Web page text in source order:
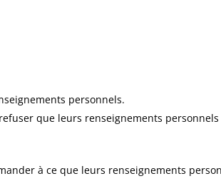
personnels.
que leurs renseignements
à ce que leurs renseignements